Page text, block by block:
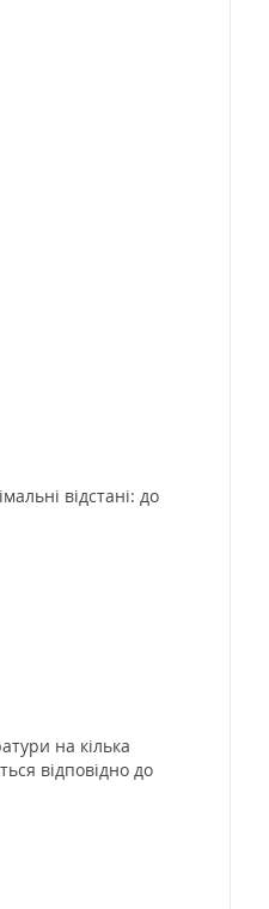
відстані: до
на кілька
відповідно до